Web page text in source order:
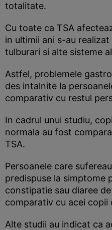
totalitate.
Cu toate ca TSA
in ultimii ani s-au
tulburari si alte sisteme
Astfel, problemele
des intalnite la
comparativ cu restul
In cadrul unui studiu,
normala au fost
TSA.
Persoanele care
predispuse la simptome
constipatie sau diaree
comparativ cu acei copii
Alte studii au indicat ca